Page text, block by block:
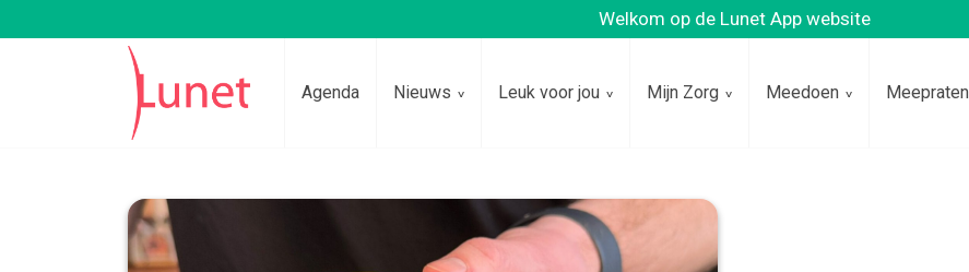
Welkom op de Lunet App website
Agenda Nieuws Leuk voor jou Mijn Zorg Meedoen Meepraten
Lees voor